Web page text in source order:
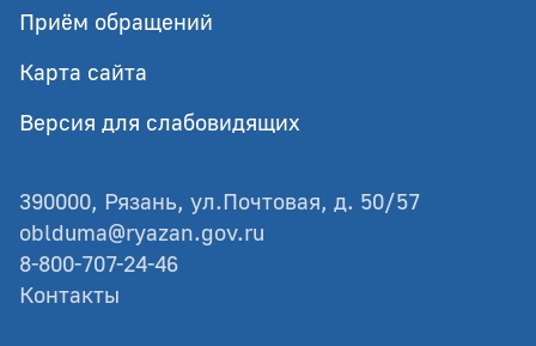
Приём обращений
Карта сайта
Версия для слабовидящих
390000, Рязань, ул.Почтовая, д. 50/57
oblduma@ryazan.gov.ru
8-800-707-24-46
Контакты